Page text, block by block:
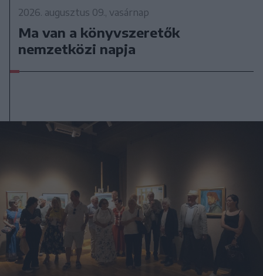
2026. augusztus 09., vasárnap
Ma van a könyvszeretők
nemzetközi napja